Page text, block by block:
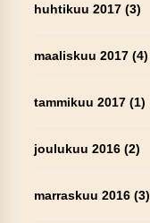
huhtikuu 2017(3)
maaliskuu 2017(4)
tammikuu 2017(1)
joulukuu 2016(2)
marraskuu 2016(3)